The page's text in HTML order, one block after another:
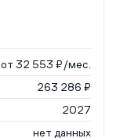
от 32 553 ₽/мес.
263 286 ₽
2027
нет данных